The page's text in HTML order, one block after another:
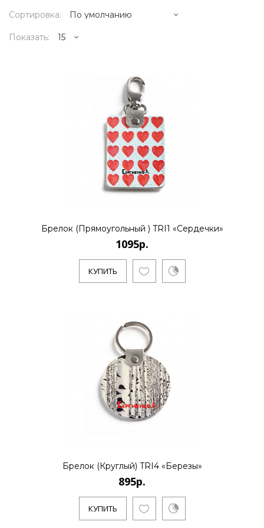
Сортировка:
Показать:
1095р.
Санкт-Петербургский художник и
бизнесмен Алексей Сергиенко работает
в направлении поп-арт и полит-ар..
КУПИТЬ
895р.
Санкт-Петербургский художник и
КУПИТЬ
1095р.
бизнесмен Алексей Сергиенко работает
в направлении поп-арт и полит-ар..
КУПИТЬ
Брелок (Прямоугольный ) TRI1 «Сердечки»
1095р.
КУПИТЬ
Брелок (Круглый) TRI4 «Березы»
895р.
КУПИТЬ